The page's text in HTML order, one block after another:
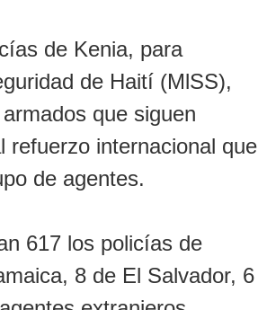
de Kenia, para
de Haití (MlSS),
que siguen
refuerzo internacional que
de agentes.
617 los policías de
8 de El Salvador, 6